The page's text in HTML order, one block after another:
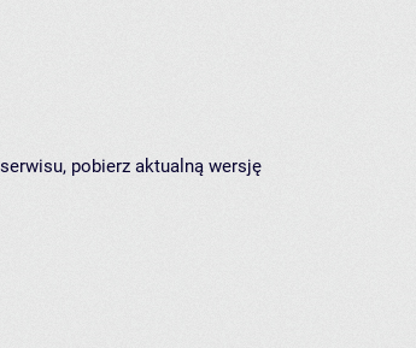
pobierz aktualną wersję